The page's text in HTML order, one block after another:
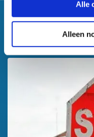
Alle
Alleen
Gerelateerd